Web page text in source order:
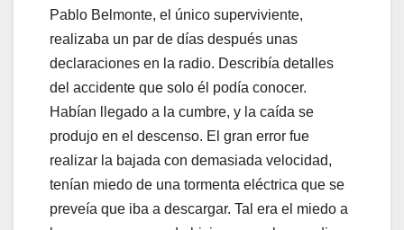
Pablo Belmonte, el único superviviente,
realizaba un par de días después unas
declaraciones en la radio. Describía detalles
del accidente que solo él podía conocer.
Habían llegado a la cumbre, y la caída se
produjo en el descenso. El gran error fue
realizar la bajada con demasiada velocidad,
tenían miedo de una tormenta eléctrica que se
preveía que iba a descargar. Tal era el miedo a